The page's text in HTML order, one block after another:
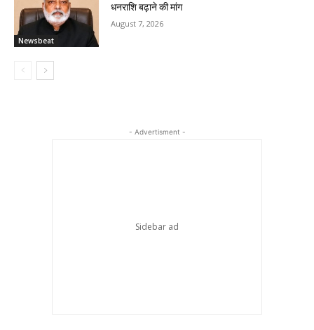
Newsbeat
धनराशि बढ़ाने की मांग
August 7, 2026
- Advertisment -